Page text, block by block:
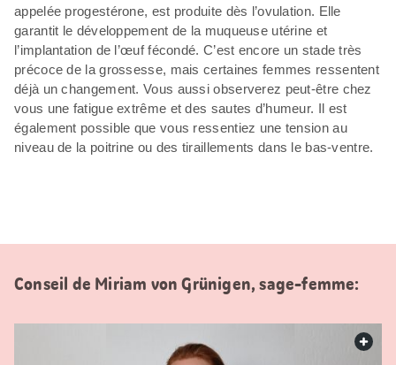
appelée progestérone, est produite dès l’ovulation. Elle
garantit le développement de la muqueuse utérine et
l’implantation de l’œuf fécondé. C’est encore un stade très
précoce de la grossesse, mais certaines femmes ressentent
déjà un changement. Vous aussi observerez peut-être chez
vous une fatigue extrême et des sautes d’humeur. Il est
également possible que vous ressentiez une tension au
niveau de la poitrine ou des tiraillements dans le bas-ventre.
Conseil de Miriam von Grünigen, sage-femme: